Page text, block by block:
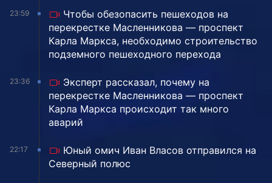
23:59
Чтобы обезопасить пешеходов на
перекрестке Масленникова — проспект
Карла Маркса, необходимо строительство
подземного пешеходного перехода
23:36
Эксперт рассказал, почему на
перекрестке Масленникова — проспект
Карла Маркса происходит так много
аварий
22:17
Юный омич Иван Власов отправился на
Северный полюс